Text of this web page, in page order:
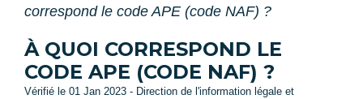
correspond le code APE (code NAF) ?
À QUOI CORRESPOND LE
CODE APE (CODE NAF) ?
Vérifié le 01 Jan 2023 - Direction de l'information légale et